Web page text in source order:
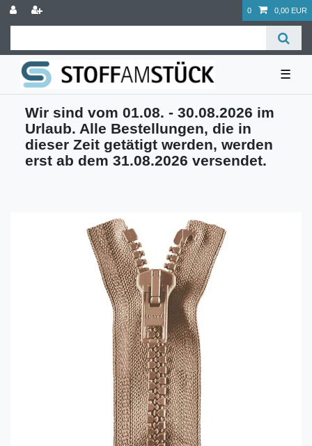
0 0,00 EUR
☰
Wir sind vom 01.08. - 30.08.2026 im
Urlaub. Alle Bestellungen, die in
dieser Zeit getätigt werden, werden
erst ab dem 31.08.2026 versendet.